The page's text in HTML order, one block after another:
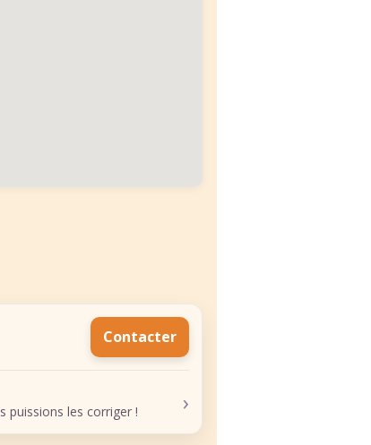
Contacter
puissions les corriger ! ›